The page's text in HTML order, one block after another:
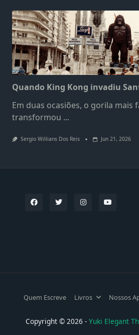
Quando King Kong invadiu
Em duas ocasiões, o gorila mais
transformou ...
Sergio Willians Dos Reis Jun 21, 2026
Quem Escreve Livros Nossos
Copyright © 2026 - Yuki Elegant